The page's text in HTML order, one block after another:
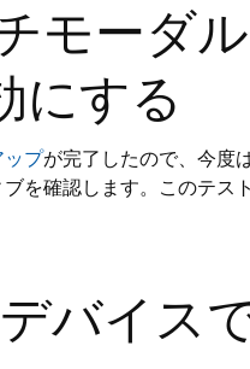
モーダ
にする
ップが完了したので、今度
を確認します。このテスト
デバイス